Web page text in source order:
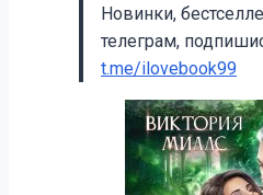
Новинки,
телеграм,
t.me/ilovebook99